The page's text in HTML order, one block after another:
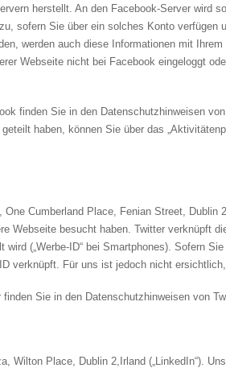
herstellt. An den Facebook-Server wird
sofern Sie über ein solches Konto verfügen
werden auch diese Informationen mit
Webseite nicht bei Facebook eingeloggt
finden Sie in den Datenschutzhinweisen
haben, können Sie über das
Cumberland Place, Fenian Street, Dublin
Webseite besucht haben. Twitter verknüpft
(„Werbe-ID“ bei Smartphones). Sofern
verknüpft. Für uns ist jedoch nicht
Sie in den Datenschutzhinweisen von
Wilton Place, Dublin 2,Irland („LinkedIn“).